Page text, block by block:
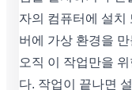
자의 컴퓨터에 설치
버에 가상 환경을
오직 이 작업만을
다. 작업이 끝나면